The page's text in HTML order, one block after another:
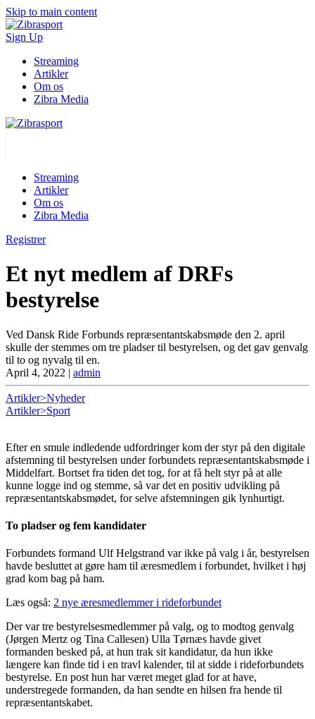
Skip to main content
Sign Up
Streaming
Artikler
Om os
Zibra Media
Streaming
Artikler
Om os
Zibra Media
Registrer
Et nyt medlem af DRFs
bestyrelse
Ved Dansk Ride Forbunds repræsentantskabsmøde den 2. april
skulle der stemmes om tre pladser til bestyrelsen, og det gav genvalg
til to og nyvalg til en.
April 4, 2022 | admin
Artikler>Nyheder
Artikler>Sport
Efter en smule indledende udfordringer kom der styr på den digitale
afstemning til bestyrelsen under forbundets repræsentantskabsmøde i
Middelfart. Bortset fra tiden det tog, for at få helt styr på at alle
kunne logge ind og stemme, så var det en positiv udvikling på
repræsentantskabsmødet, for selve afstemningen gik lynhurtigt.
To pladser og fem kandidater
Forbundets formand Ulf Helgstrand var ikke på valg i år, bestyrelsen
havde besluttet at gøre ham til æresmedlem i forbundet, hvilket i høj
grad kom bag på ham.
Læs også: 2 nye æresmedlemmer i rideforbundet
Der var tre bestyrelsesmedlemmer på valg, og to modtog genvalg
(Jørgen Mertz og Tina Callesen) Ulla Tørnæs havde givet
formanden besked på, at hun trak sit kandidatur, da hun ikke
længere kan finde tid i en travl kalender, til at sidde i rideforbundets
bestyrelse. En post hun har været meget glad for at have,
understregede formanden, da han sendte en hilsen fra hende til
repræsentantskabet.